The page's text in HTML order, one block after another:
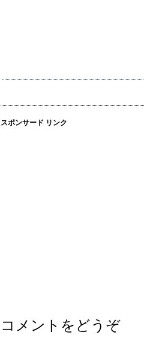
スポンサード リンク
コメントをどうぞ